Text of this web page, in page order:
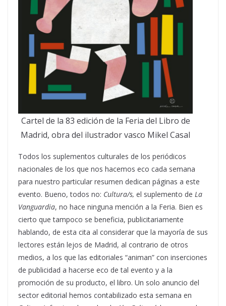
Cartel de la 83 edición de la Feria del Libro de
Madrid, obra del ilustrador vasco Mikel Casal
Todos los suplementos culturales de los periódicos
nacionales de los que nos hacemos eco cada semana
para nuestro particular resumen dedican páginas a este
evento. Bueno, todos no: Cultura/s, el suplemento de La
Vanguardia, no hace ninguna mención a la Feria. Bien es
cierto que tampoco se beneficia, publicitariamente
hablando, de esta cita al considerar que la mayoría de sus
lectores están lejos de Madrid, al contrario de otros
medios, a los que las editoriales “animan” con inserciones
de publicidad a hacerse eco de tal evento y a la
promoción de su producto, el libro. Un solo anuncio del
sector editorial hemos contabilizado esta semana en